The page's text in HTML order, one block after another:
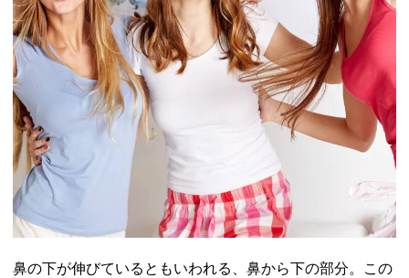
鼻の下が伸びているともいわれる、鼻から下の部分。この